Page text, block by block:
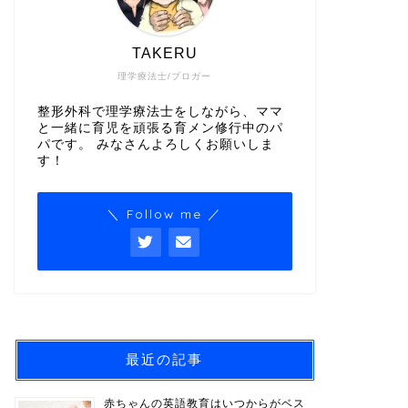
理学療法士/ブロガー
TAKERU
整形外科で理学療法士をしながら、ママ
と一緒に育児を頑張る育メン修行中のパ
パです。 みなさんよろしくお願いしま
す！
＼ Follow me ／
最近の記事
赤ちゃんの英語教育はいつからがベス